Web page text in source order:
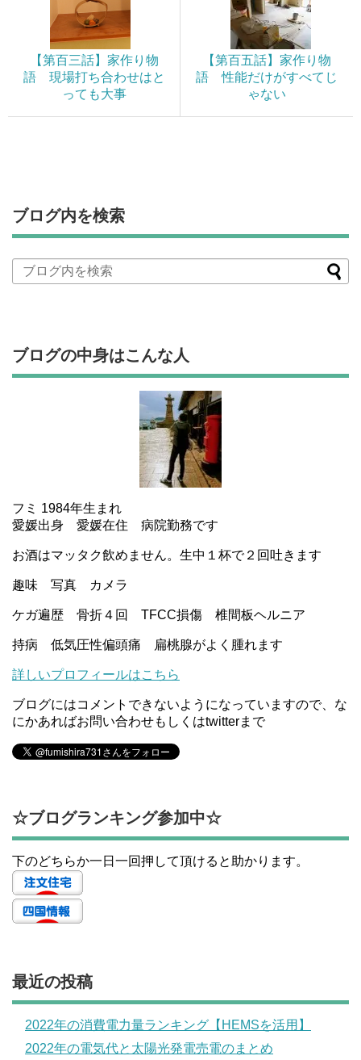
【第百三話】家作り物
語 現場打ち合わせはと
っても大事
【第百五話】家作り物
語 性能だけがすべてじ
ゃない
ブログ内を検索
ブログの中身はこんな人
フミ 1984年生まれ
愛媛出身 愛媛在住 病院勤務です
お酒はマッタク飲めません。生中１杯で２回吐きます
趣味 写真 カメラ
ケガ遍歴 骨折４回 TFCC損傷 椎間板ヘルニア
持病 低気圧性偏頭痛 扁桃腺がよく腫れます
詳しいプロフィールはこちら
ブログにはコメントできないようになっていますので、な
にかあればお問い合わせもしくはtwitterまで
☆ブログランキング参加中☆
下のどちらか一日一回押して頂けると助かります。
最近の投稿
2022年の消費電力量ランキング【HEMSを活用】
2022年の電気代と太陽光発電売電のまとめ